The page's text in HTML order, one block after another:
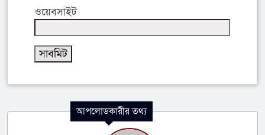
ওয়েবসাইট
আপলোডকারীর তথ্য